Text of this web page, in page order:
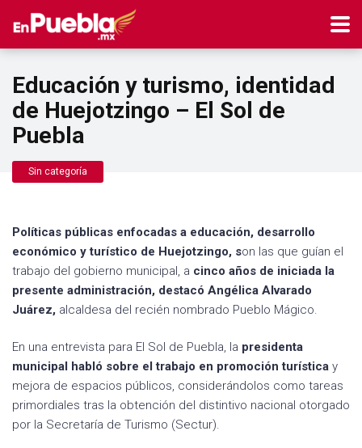
Educación y turismo, identidad
de Huejotzingo – El Sol de
Puebla
Sin categoría
Políticas públicas enfocadas a educación, desarrollo
económico y turístico de Huejotzingo, son las que guían el
trabajo del gobierno municipal, a cinco años de iniciada la
presente administración, destacó Angélica Alvarado
Juárez, alcaldesa del recién nombrado Pueblo Mágico.
En una entrevista para El Sol de Puebla, la presidenta
municipal habló sobre el trabajo en promoción turística y
mejora de espacios públicos, considerándolos como tareas
primordiales tras la obtención del distintivo nacional otorgado
por la Secretaría de Turismo (Sectur).